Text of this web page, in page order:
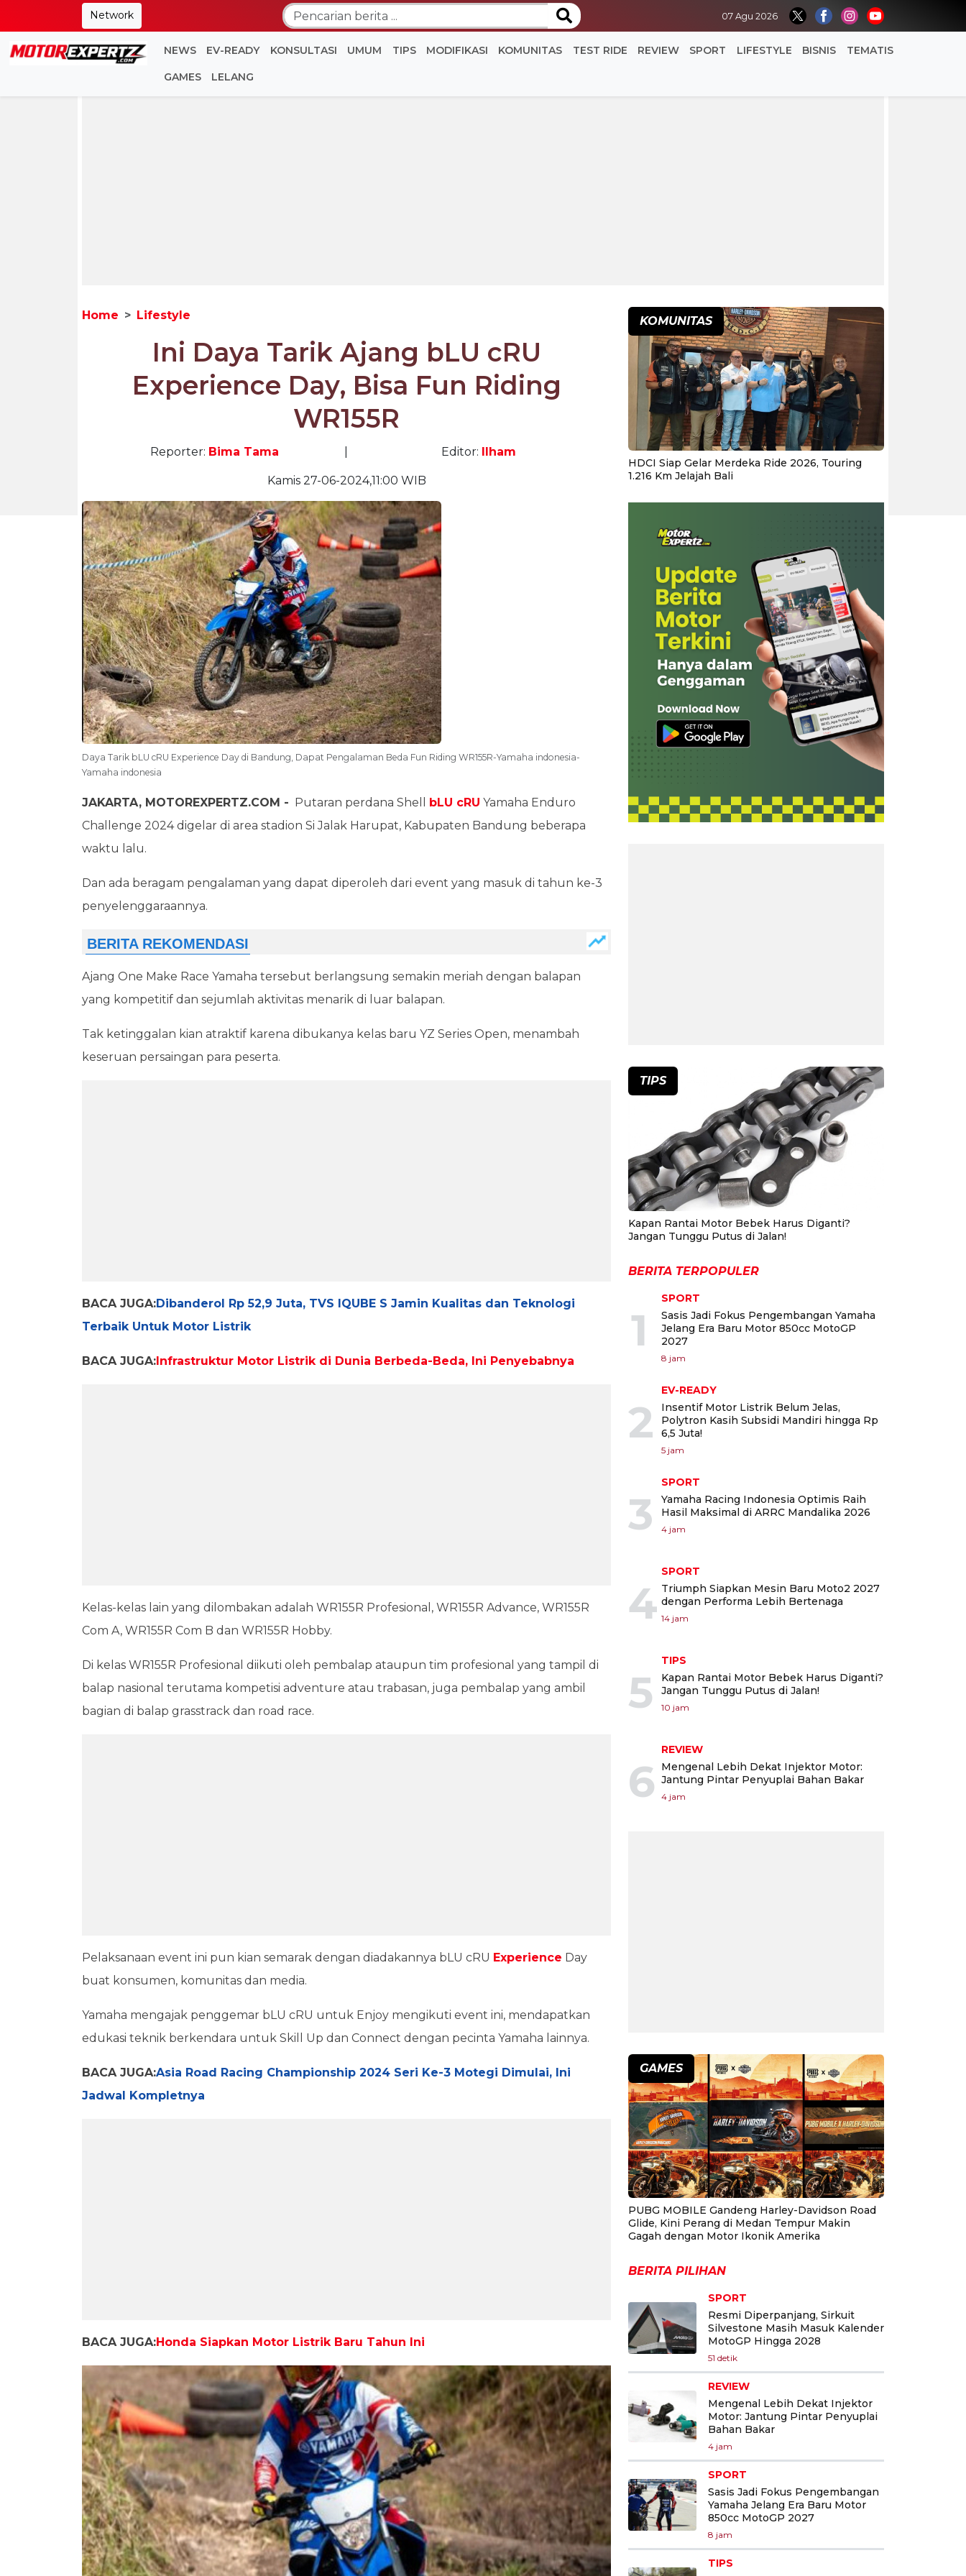
Network 07 Agu 2026
NEWS EV-READY KONSULTASI UMUM TIPS MODIFIKASI KOMUNITAS TEST RIDE REVIEW SPORT LIFESTYLE BISNIS TEMATIS
GAMES LELANG
Home Lifestyle
Ini Daya Tarik Ajang bLU cRU
Experience Day, Bisa Fun Riding
WR155R
Reporter: Bima Tama Editor: Ilham
Kamis 27-06-2024,11:00 WIB
Daya Tarik bLU cRU Experience Day di Bandung, Dapat Pengalaman Beda Fun Riding WR155R-Yamaha indonesia-
Yamaha indonesia
JAKARTA, MOTOREXPERTZ.COM - Putaran perdana Shell bLU cRU Yamaha Enduro
Challenge 2024 digelar di area stadion Si Jalak Harupat, Kabupaten Bandung beberapa
waktu lalu.
Dan ada beragam pengalaman yang dapat diperoleh dari event yang masuk di tahun ke-3
penyelenggaraannya.
Ajang One Make Race Yamaha tersebut berlangsung semakin meriah dengan balapan
yang kompetitif dan sejumlah aktivitas menarik di luar balapan.
Tak ketinggalan kian atraktif karena dibukanya kelas baru YZ Series Open, menambah
keseruan persaingan para peserta.
BACA JUGA:Dibanderol Rp 52,9 Juta, TVS IQUBE S Jamin Kualitas dan Teknologi
Terbaik Untuk Motor Listrik
BACA JUGA:Infrastruktur Motor Listrik di Dunia Berbeda-Beda, Ini Penyebabnya
Kelas-kelas lain yang dilombakan adalah WR155R Profesional, WR155R Advance, WR155R
Com A, WR155R Com B dan WR155R Hobby.
Di kelas WR155R Profesional diikuti oleh pembalap ataupun tim profesional yang tampil di
balap nasional terutama kompetisi adventure atau trabasan, juga pembalap yang ambil
bagian di balap grasstrack dan road race.
Pelaksanaan event ini pun kian semarak dengan diadakannya bLU cRU Experience Day
buat konsumen, komunitas dan media.
Yamaha mengajak penggemar bLU cRU untuk Enjoy mengikuti event ini, mendapatkan
edukasi teknik berkendara untuk Skill Up dan Connect dengan pecinta Yamaha lainnya.
BACA JUGA:Asia Road Racing Championship 2024 Seri Ke-3 Motegi Dimulai, Ini
Jadwal Kompletnya
BACA JUGA:Honda Siapkan Motor Listrik Baru Tahun Ini
KOMUNITAS
HDCI Siap Gelar Merdeka Ride 2026, Touring
1.216 Km Jelajah Bali
TIPS
Kapan Rantai Motor Bebek Harus Diganti?
Jangan Tunggu Putus di Jalan!
BERITA TERPOPULER
1
SPORT
Sasis Jadi Fokus Pengembangan Yamaha
Jelang Era Baru Motor 850cc MotoGP
2027
8 jam
2
EV-READY
Insentif Motor Listrik Belum Jelas,
Polytron Kasih Subsidi Mandiri hingga Rp
6,5 Juta!
5 jam
3
SPORT
Yamaha Racing Indonesia Optimis Raih
Hasil Maksimal di ARRC Mandalika 2026
4 jam
4
SPORT
Triumph Siapkan Mesin Baru Moto2 2027
dengan Performa Lebih Bertenaga
14 jam
5
TIPS
Kapan Rantai Motor Bebek Harus Diganti?
Jangan Tunggu Putus di Jalan!
10 jam
6
REVIEW
Mengenal Lebih Dekat Injektor Motor:
Jantung Pintar Penyuplai Bahan Bakar
4 jam
GAMES
PUBG MOBILE Gandeng Harley-Davidson Road
Glide, Kini Perang di Medan Tempur Makin
Gagah dengan Motor Ikonik Amerika
BERITA PILIHAN
SPORT
Resmi Diperpanjang, Sirkuit
Silvestone Masih Masuk Kalender
MotoGP Hingga 2028
51 detik
REVIEW
Mengenal Lebih Dekat Injektor
Motor: Jantung Pintar Penyuplai
Bahan Bakar
4 jam
SPORT
Sasis Jadi Fokus Pengembangan
Yamaha Jelang Era Baru Motor
850cc MotoGP 2027
8 jam
TIPS